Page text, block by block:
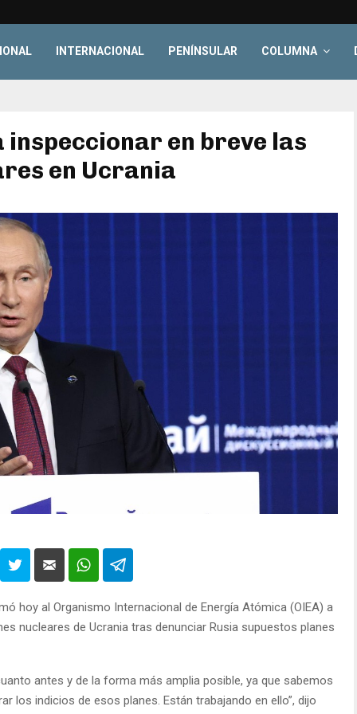
INTERNACIONAL PENÍNSULAR COLUMNA
inspeccionar en breve las
en Ucrania
hoy al Organismo Internacional de Energía Atómica (OIEA) a
nucleares de Ucrania tras denunciar Rusia supuestos planes
antes y de la forma más amplia posible, ya que sabemos
los indicios de esos planes. Están trabajando en ello”, dijo